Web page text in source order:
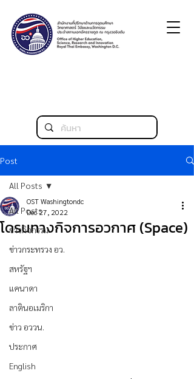
Post
All Posts
ข่าวกิจกรรม
ข่าวกระทรวง อว.
สหรัฐฯ
แคนาดา
ลาตินอเมริกา
ข่าว อววน.
ประกาศ
English
All Posts
โดรนทางกิจการอวกาศ (Space)
OST Washingtondc
Dec 27, 2022